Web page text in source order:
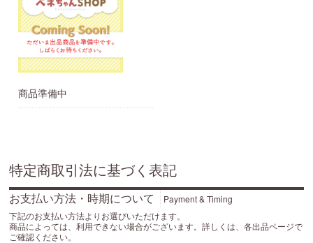
商品準備中
特定商取引法に基づく表記
お支払い方法・時期について
Payment & Timing
下記のお支払い方法よりお選びいただけます。
商品によっては、利用できない場合がございます。詳しくは、各出品ページで
ご確認ください。